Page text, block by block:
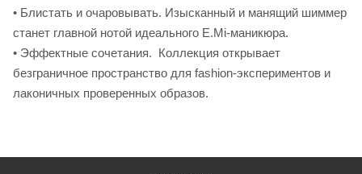
• Блистать и очаровывать. Изысканный и манящий шиммер
станет главной нотой идеального E.Mi-маникюра.
• Эффектные сочетания. Коллекция открывает
безграничное пространство для fashion-экспериментов и
лаконичных проверенных образов.